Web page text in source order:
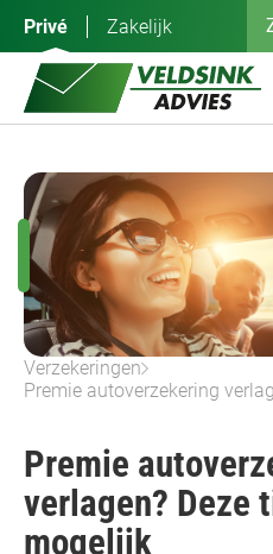
inhoud
Privé Zakelijk
Verzekeringen
Premie autoverzekering
Premie
verlagen? Deze
mogelijk